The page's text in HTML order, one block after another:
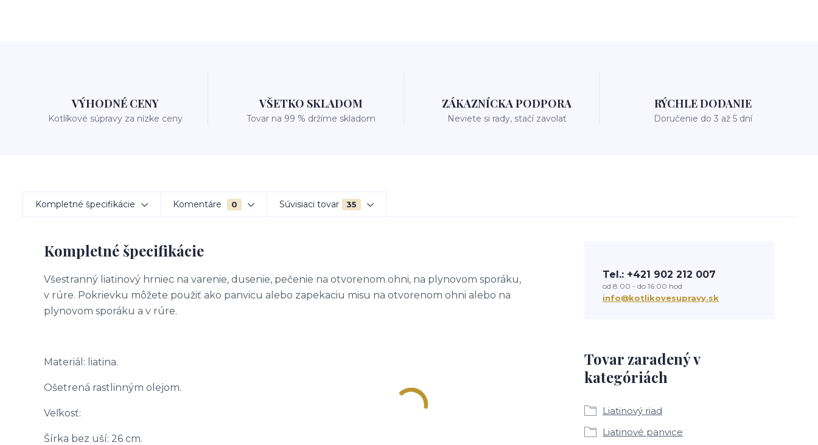
VÝHODNÉ CENY
Kotlíkové súpravy za nízke ceny
VŠETKO SKLADOM
Tovar na 99 % držíme skladom
ZÁKAZNÍCKA PODPORA
Neviete si rady, stačí zavolať
RÝCHLE DODANIE
Doručenie do 3 až 5 dní
Kompletné špecifikácie Komentáre 0 Súvisiaci tovar 35
Kompletné špecifikácie
Všestranný liatinový hrniec na varenie, dusenie, pečenie na otvorenom ohni, na plynovom sporáku,
v rúre. Pokrievku môžete použiť ako panvicu alebo zapekaciu misu na otvorenom ohni alebo na
plynovom sporáku a v rúre.
Materiál: liatina.
Ošetrená rastlinným olejom.
Veľkosť:
Šírka bez uší: 26 cm.
Tovar zaradený v
kategóriách
Liatinový riad
Liatinové panvice
Tel.: +421 902 212 007
od 8:00 - do 16:00 hod
info@kotlikovesupravy.sk